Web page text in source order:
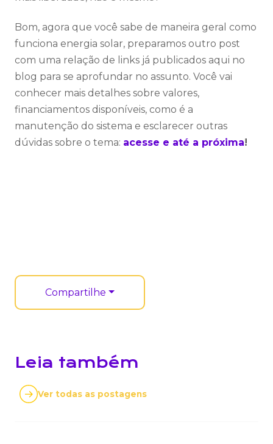
Bom, agora que você sabe de maneira geral como
funciona energia solar, preparamos outro post
com uma relação de links já publicados aqui no
blog para se aprofundar no assunto. Você vai
conhecer mais detalhes sobre valores,
financiamentos disponíveis, como é a
manutenção do sistema e esclarecer outras
dúvidas sobre o tema: acesse e até a próxima!
Compartilhe
Leia também
Ver todas as postagens